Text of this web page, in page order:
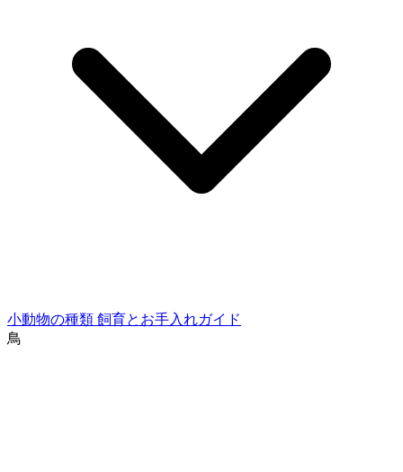
小動物の種類 飼育とお手入れガイド
鳥